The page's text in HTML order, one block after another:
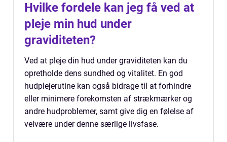
Hvilke fordele kan jeg få ved at
pleje min hud under
graviditeten?
Ved at pleje din hud under graviditeten kan du
opretholde dens sundhed og vitalitet. En god
hudplejerutine kan også bidrage til at forhindre
eller minimere forekomsten af strækmærker og
andre hudproblemer, samt give dig en følelse af
velvære under denne særlige livsfase.